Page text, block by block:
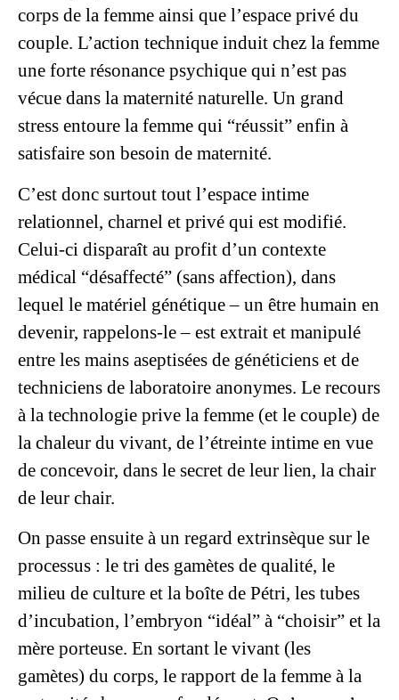
corps de la femme ainsi que l’espace privé du
couple. L’action technique induit chez la femme
une forte résonance psychique qui n’est pas
vécue dans la maternité naturelle. Un grand
stress entoure la femme qui “réussit” enfin à
satisfaire son besoin de maternité.
C’est donc surtout tout l’espace intime
relationnel, charnel et privé qui est modifié.
Celui-ci disparaît au profit d’un contexte
médical “désaffecté” (sans affection), dans
lequel le matériel génétique – un être humain en
devenir, rappelons-le – est extrait et manipulé
entre les mains aseptisées de généticiens et de
techniciens de laboratoire anonymes. Le recours
à la technologie prive la femme (et le couple) de
la chaleur du vivant, de l’étreinte intime en vue
de concevoir, dans le secret de leur lien, la chair
de leur chair.
On passe ensuite à un regard extrinsèque sur le
processus : le tri des gamètes de qualité, le
milieu de culture et la boîte de Pétri, les tubes
d’incubation, l’embryon “idéal” à “choisir” et la
mère porteuse. En sortant le vivant (les
gamètes) du corps, le rapport de la femme à la